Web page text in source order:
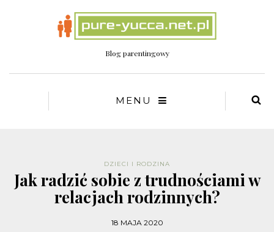
Blog parentingowy
MENU
DZIECI I RODZINA
Jak radzić sobie z trudnościami w
relacjach rodzinnych?
18 MAJA 2020